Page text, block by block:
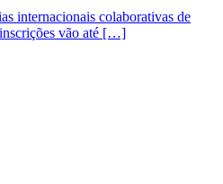
internacionais colaborativas de
inscrições vão até […]